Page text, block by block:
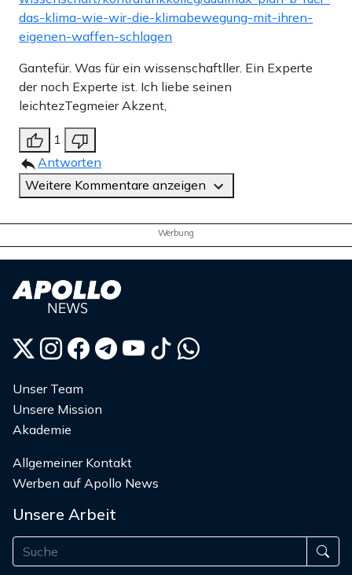
das-klima-wie-wir-die-klimabewegung-mit-ihren-
eigenen-waffen-schlagen
Gantefür. Was für ein wissenschaftller. Ein Experte
der noch Experte ist. Ich liebe seinen
leichtezTegmeier Akzent,
1
Antworten
Weitere Kommentare anzeigen
Werbung
Unser Team
Unsere Mission
Akademie
Allgemeiner Kontakt
Werben auf Apollo News
Unsere Arbeit